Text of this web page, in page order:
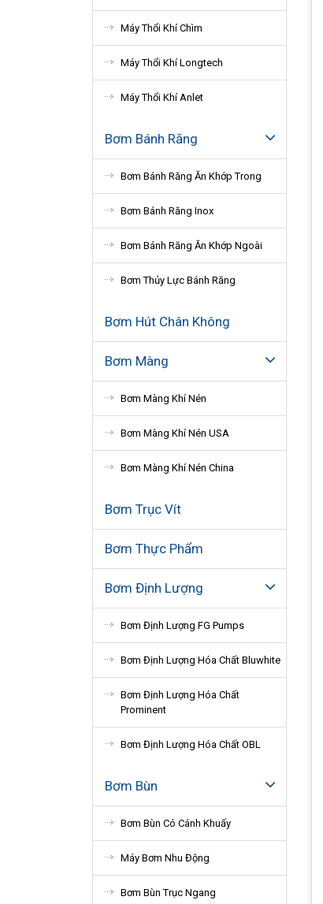
Máy Thổi Khí Chìm
Máy Thổi Khí Longtech
Máy Thổi Khí Anlet
Bơm Bánh Răng
Bơm Bánh Răng Ăn Khớp Trong
Bơm Bánh Răng Inox
Bơm Bánh Răng Ăn Khớp Ngoài
Bơm Thủy Lực Bánh Răng
Bơm Hút Chân Không
Bơm Màng
Bơm Màng Khí Nén
Bơm Màng Khí Nén USA
Bơm Màng Khí Nén China
Bơm Trục Vít
Bơm Thực Phẩm
Bơm Định Lượng
Bơm Định Lượng FG Pumps
Bơm Định Lượng Hóa Chất Bluwhite
Bơm Định Lượng Hóa Chất
Prominent
Bơm Định Lượng Hóa Chất OBL
Bơm Bùn
Bơm Bùn Có Cánh Khuấy
Máy Bơm Nhu Động
Bơm Bùn Trục Ngang